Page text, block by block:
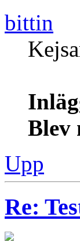
bittin
Blev
Upp
Re: